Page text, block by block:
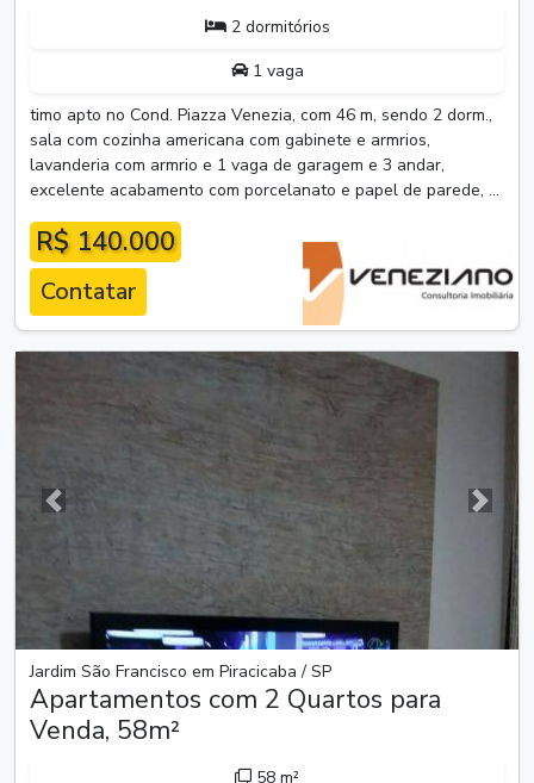
2 dormitórios
1 vaga
timo apto no Cond. Piazza Venezia, com 46 m, sendo 2 dorm.,
sala com cozinha americana com gabinete e armrios,
lavanderia com armrio e 1 vaga de garagem e 3 andar,
excelente acabamento com porcelanato e papel de parede, ...
R$ 140.000
Contatar
Anterior
Jardim São Francisco em Piracicaba / SP
Apartamentos com 2 Quartos para
Venda, 58m²
58 m²